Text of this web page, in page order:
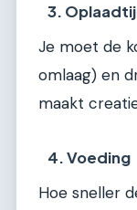
3.
Je moet de
omlaag) en
maakt
4. Voeding
Hoe sneller